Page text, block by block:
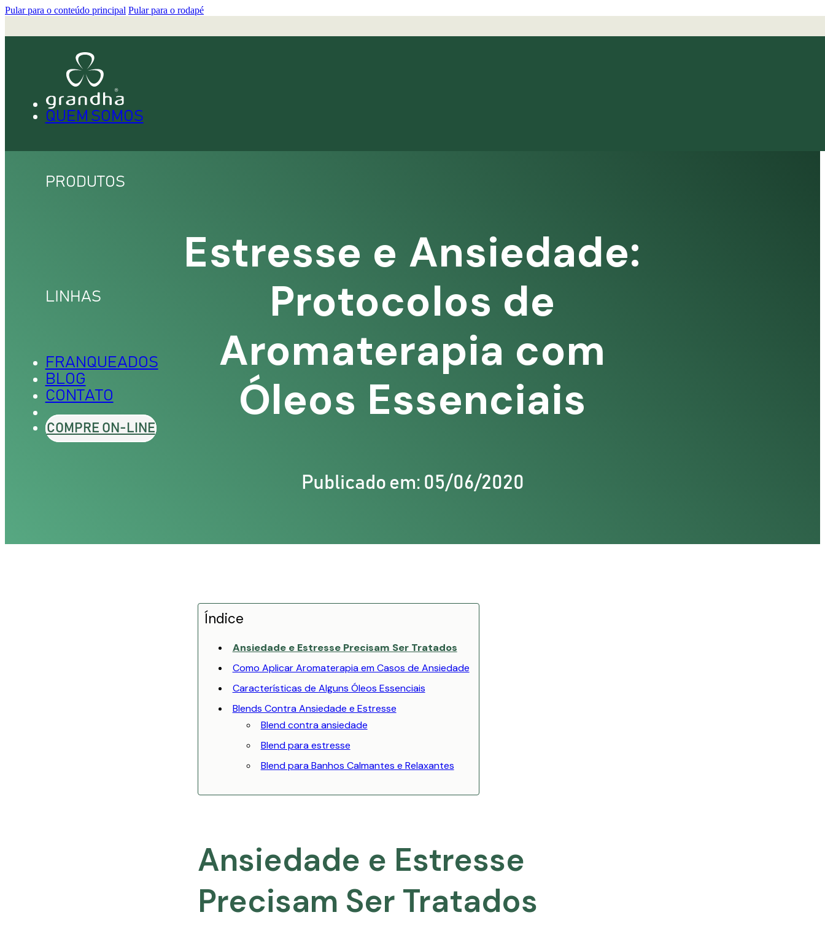
Pular para o conteúdo principal Pular para o rodapé
QUEM SOMOS
PRODUTOS
LINHAS
FRANQUEADOS
BLOG
CONTATO
COMPRE ON-LINE
Estresse e Ansiedade:
Protocolos de
Aromaterapia com
Óleos Essenciais
Publicado em: 05/06/2020
Índice
Ansiedade e Estresse Precisam Ser Tratados
Como Aplicar Aromaterapia em Casos de Ansiedade
Características de Alguns Óleos Essenciais
Blends Contra Ansiedade e Estresse
Blend contra ansiedade
Blend para estresse
Blend para Banhos Calmantes e Relaxantes
Ansiedade e Estresse
Precisam Ser Tratados